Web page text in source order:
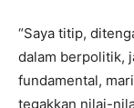
“Saya titip,
dalam berpolitik,
fundamental,
tegakkan nilai-